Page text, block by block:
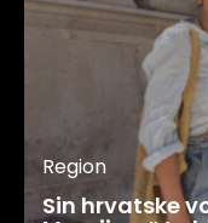
Region
Sin hrvatske